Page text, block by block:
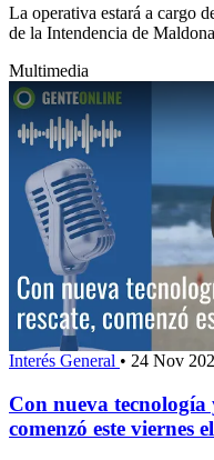
La operativa estará a cargo
de la Intendencia de
Multimedia
Interés General • 24 Nov
Con nueva tecnología
comenzó este viernes